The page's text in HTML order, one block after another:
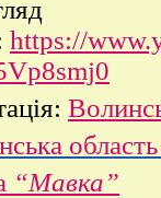
https://
:
“Мавка”